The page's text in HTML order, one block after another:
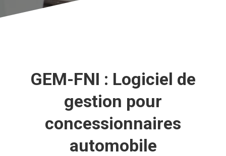
GEM-FNI : Logiciel de
gestion pour
concessionnaires
automobile